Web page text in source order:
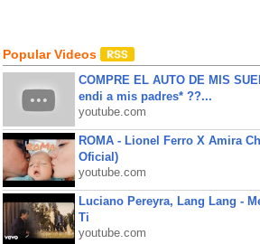
Popular Videos
COMPRE EL AUTO DE MIS
endi a mis padres* ??...
youtube.com
ROMA - Lionel Ferro X Amira
Oficial)
youtube.com
Luciano Pereyra, Lang Lang -
Ti
youtube.com